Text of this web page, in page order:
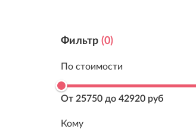
Фильтр (0)
По стоимости
От 25750 до 42920 руб
Кому